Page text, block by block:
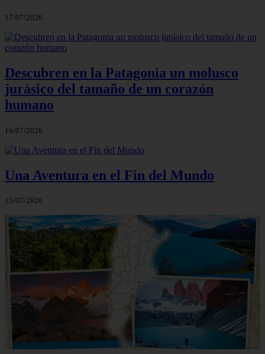
17/07/2026
Descubren en la Patagonia un molusco
jurásico del tamaño de un corazón
humano
16/07/2026
Una Aventura en el Fin del Mundo
15/07/2026